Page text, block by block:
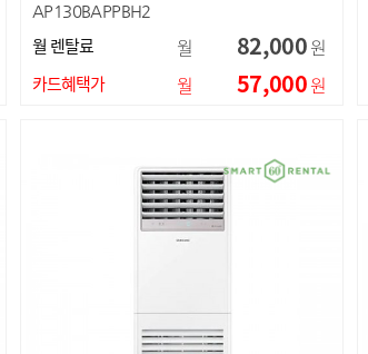
AP130BAPPBH2
월 렌탈료 월 82,000원
카드혜택가 월 57,000원